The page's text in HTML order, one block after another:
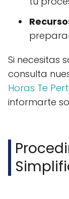
Si necesitas
consulta
Horas Te
informarte